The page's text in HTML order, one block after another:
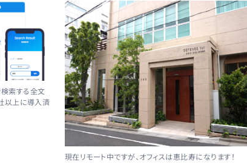
索する全文
以上に導入済
現在リモート中ですが、オフィスは恵比寿になります！